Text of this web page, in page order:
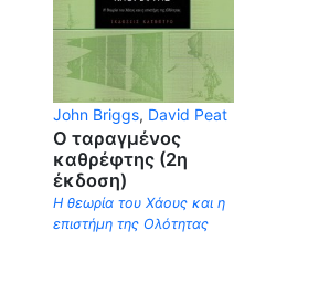
John Briggs, David Peat
Ο ταραγμένος
καθρέφτης (2η
έκδοση)
Η θεωρία του Χάους και η
επιστήμη της Ολότητας